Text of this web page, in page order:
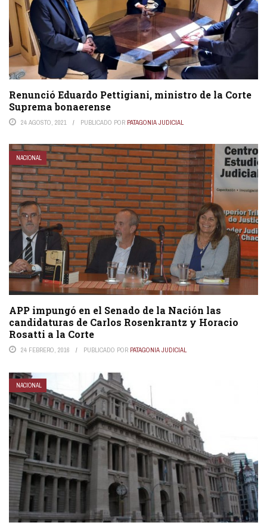
Renunció Eduardo Pettigiani, ministro de la Corte
Suprema bonaerense
24 AGOSTO, 2021 PUBLICADO POR PATAGONIA JUDICIAL
NACIONAL
APP impungó en el Senado de la Nación las
candidaturas de Carlos Rosenkrantz y Horacio
Rosatti a la Corte
24 FEBRERO, 2016 PUBLICADO POR PATAGONIA JUDICIAL
NACIONAL